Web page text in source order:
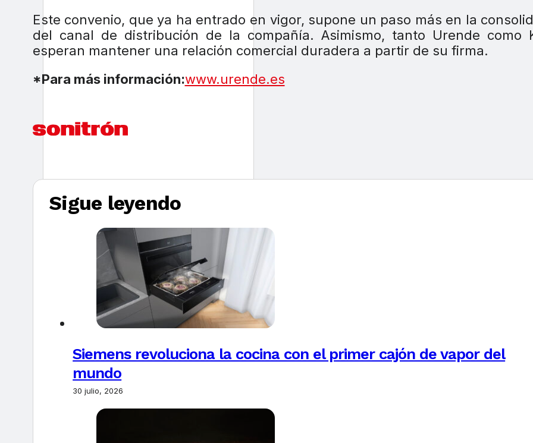
Este convenio, que ya ha entrado en vigor, supone un paso más en la
del canal de distribución de la compañía. Asimismo, tanto Urende como
esperan mantener una relación comercial duradera a partir de su firma.
*Para más información:www.urende.es
Sigue leyendo
Siemens revoluciona la cocina con el primer cajón de vapor del
mundo
30 julio, 2026